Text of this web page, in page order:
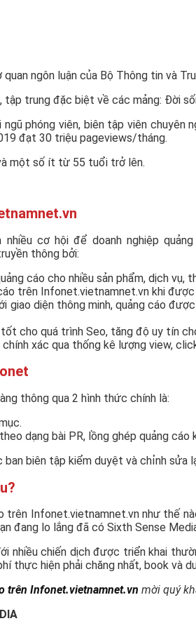
ngôn luận của Bộ Thông tin và
trung đặc biệt về các mảng: Đời
ngũ phóng viên, biên tập viên chuyên
đạt 30 triệu pageviews/tháng.
một số ít từ 55 tuổi trở lên.
cơ hội để doanh nghiệp
thông bởi:
cáo cho nhiều sản phẩm, dịch vụ,
trên Infonet.vietnamnet.vn khi
diện thông minh, quảng cáo
cho quá trình Seo, tăng độ uy tín
xác qua thống kê lượng view,
thông qua 2 hình thức chính là:
dạng bài PR, lồng ghép quảng cáo
biên tập kiểm duyệt và chỉnh sửa
Infonet.vietnamnet.vn như thế
đang lo lắng đã có Sixth Sense
nhiều chiến dịch được triển khai
thực hiện phải chăng nhất, book và
trên Infonet.vietnamnet.vn mời quý